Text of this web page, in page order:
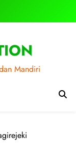
Mandiri